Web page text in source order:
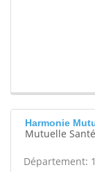
Harmonie
Mutuelle
Département: